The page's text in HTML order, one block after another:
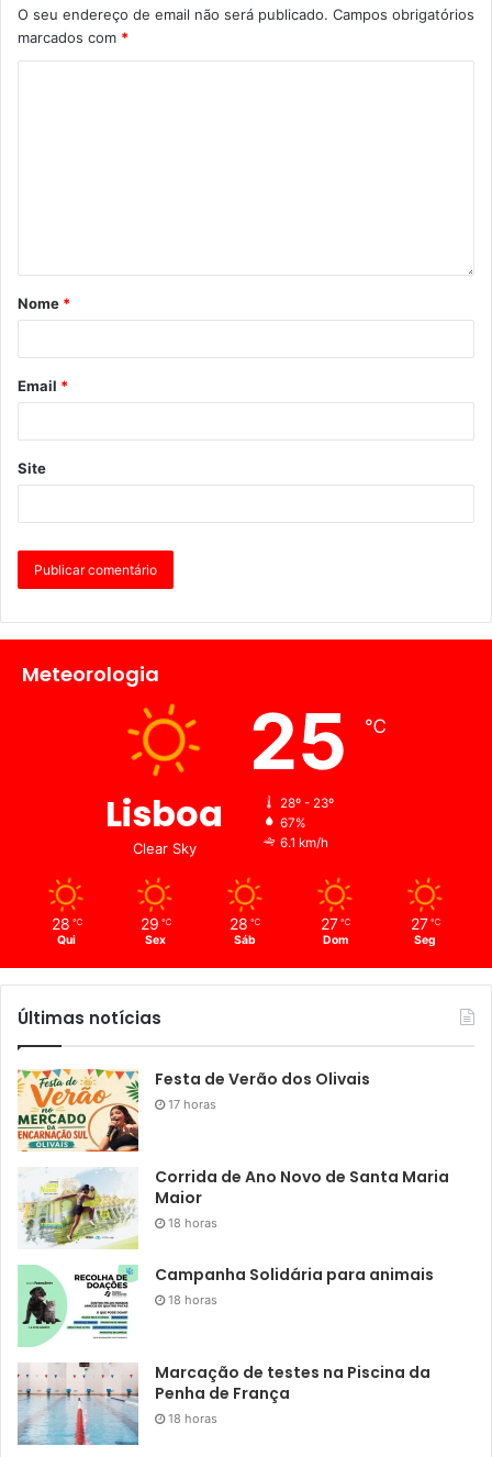
O seu endereço de email não será publicado. Campos obrigatórios
marcados com *
Nome *
Email *
Site
Meteorologia
Lisboa
Clear Sky
25 ℃
28º - 23º
67%
6.1 km/h
28 ℃
Qui
29 ℃
Sex
28 ℃
Sáb
27 ℃
Dom
27 ℃
Seg
Últimas notícias
Festa de Verão dos Olivais
17 horas
Corrida de Ano Novo de Santa Maria
Maior
18 horas
Campanha Solidária para animais
18 horas
Marcação de testes na Piscina da
Penha de França
18 horas